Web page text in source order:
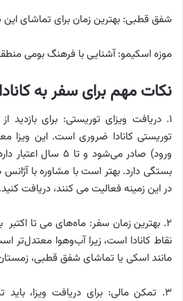
شفق قطبی: بهترین زمان برای تماشای این
موزه اسکیمو: آشنایی با فرهنگ بومی
نکات مهم برای سفر به کانادا
۱. دریافت ویزای توریستی: برای بازدید
توریستی کانادا ضروری است. این ویزا
ورود) صادر می‌شود و
بستگی دارد. بهتر است با مشاوره با آژانس
در این زمینه فعالیت می کنند، دریافت کنید.
۲. بهترین زمان سفر: ماه‌های می تا اکتبر
نقاط کانادا است، زیرا آب‌وهوا معتدل‌تر
مانند اسکی یا تماشای شفق قطبی،